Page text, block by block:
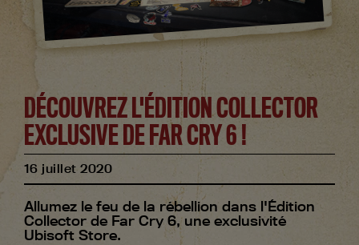
16 juillet 2020
DÉCOUVREZ L'ÉDITION COLLECTOR
EXCLUSIVE DE FAR CRY 6 !
Allumez le feu de la rébellion dans l'Édition
Collector de Far Cry 6, une exclusivité
Ubisoft Store.